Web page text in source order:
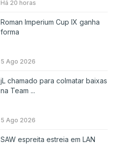
Há 20 horas
Roman Imperium Cup IX ganha
forma
5 Ago 2026
jL chamado para colmatar baixas
na Team ...
5 Ago 2026
SAW espreita estreia em LAN